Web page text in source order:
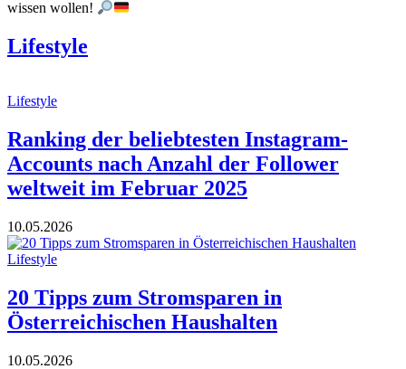
wissen wollen!
Lifestyle
Lifestyle
Ranking der beliebtesten Instagram-
Accounts nach Anzahl der Follower
weltweit im Februar 2025
10.05.2026
Lifestyle
20 Tipps zum Stromsparen in
Österreichischen Haushalten
10.05.2026